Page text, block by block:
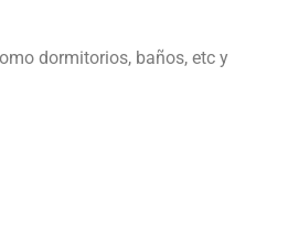
dormitorios, baños, etc y